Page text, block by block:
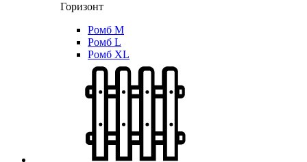
Горизонт
Ромб M
Ромб L
Ромб XL